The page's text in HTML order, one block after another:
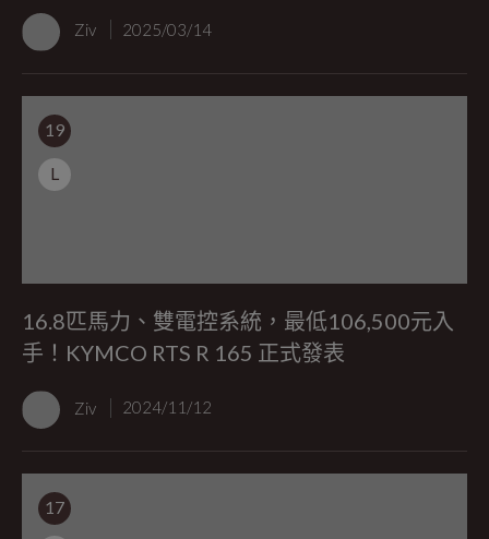
Ziv 2025/03/14
19
L
16.8匹馬力、雙電控系統，最低106,500元入
手！KYMCO RTS R 165 正式發表
Ziv 2024/11/12
17